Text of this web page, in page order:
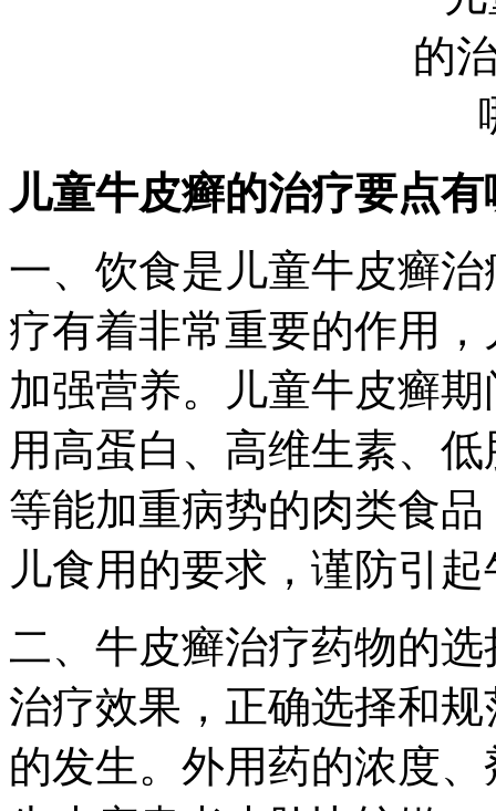
儿童牛皮癣的治疗要点
一、饮食是儿童牛皮癣
疗有着非常重要的作用
加强营养。儿童牛皮癣
用高蛋白、高维生素、
等能加重病势的肉类食
儿食用的要求，谨防引
二、牛皮癣治疗药物的
治疗效果，正确选择和
的发生。外用药的浓度